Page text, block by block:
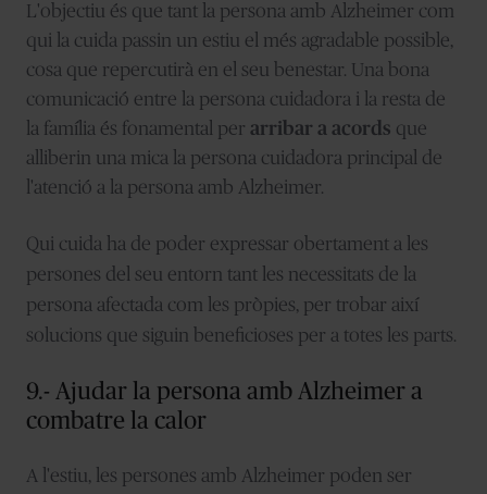
L'objectiu és que tant la persona amb Alzheimer com
qui la cuida passin un estiu el més agradable possible,
cosa que repercutirà en el seu benestar. Una bona
comunicació entre la persona cuidadora i la resta de
la família és fonamental per arribar a acords que
alliberin una mica la persona cuidadora principal de
l'atenció a la persona amb Alzheimer.
Qui cuida ha de poder expressar obertament a les
persones del seu entorn tant les necessitats de la
persona afectada com les pròpies, per trobar així
solucions que siguin beneficioses per a totes les parts.
9.- Ajudar la persona amb Alzheimer a
combatre la calor
A l'estiu, les persones amb Alzheimer poden ser